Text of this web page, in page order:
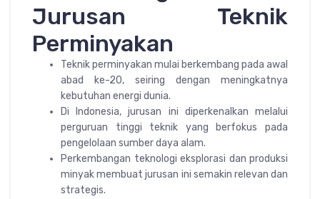
Jurusan Teknik
Perminyakan
Teknik perminyakan mulai berkembang pada awal
abad ke-20, seiring dengan meningkatnya
kebutuhan energi dunia.
Di Indonesia, jurusan ini diperkenalkan melalui
perguruan tinggi teknik yang berfokus pada
pengelolaan sumber daya alam.
Perkembangan teknologi eksplorasi dan produksi
minyak membuat jurusan ini semakin relevan dan
strategis.